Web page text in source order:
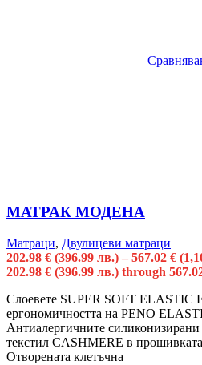
МАТРАК МОДЕНА
Матраци, Двулицеви матраци
202.98 € (396.99 лв.) – 567.02 €
202.98 € (396.99 лв.) through
Слоевете SUPER SOFT ELASTIC
ергономичността на PENO
Антиалергичните
текстил CASHMERE в
Отворената клетъчна